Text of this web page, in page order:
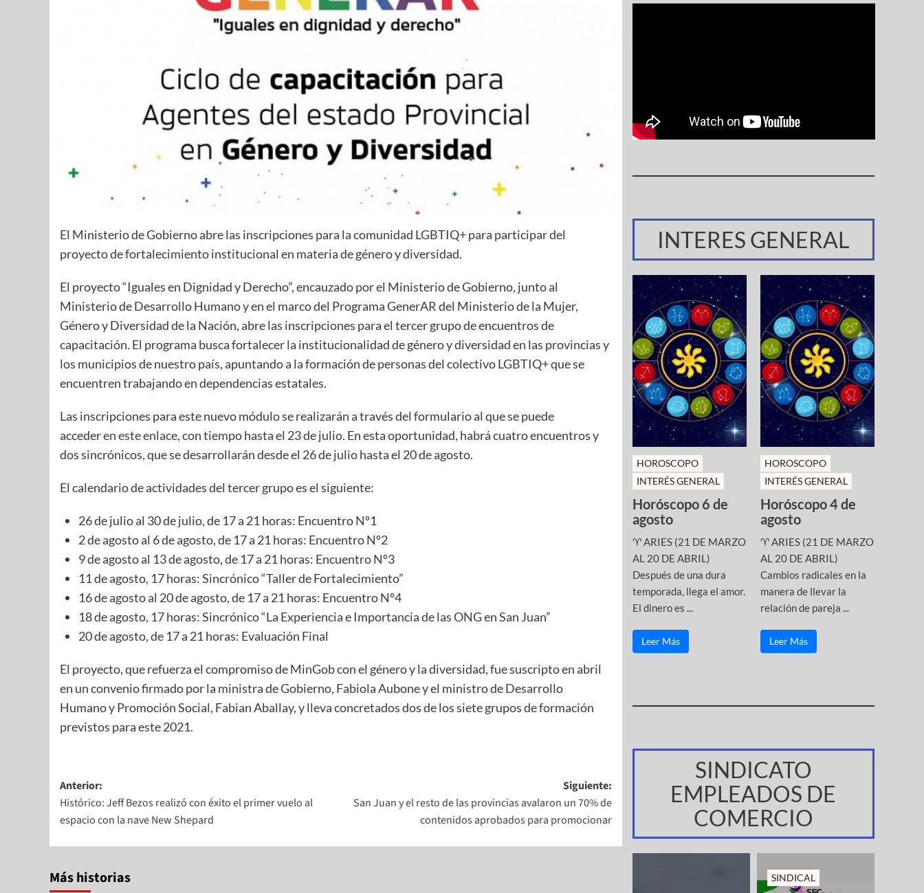
El Ministerio de Gobierno abre las inscripciones para la comunidad LGBTIQ+ para participar del
proyecto de fortalecimiento institucional en materia de género y diversidad.
El proyecto “Iguales en Dignidad y Derecho”, encauzado por el Ministerio de Gobierno, junto al
Ministerio de Desarrollo Humano y en el marco del Programa GenerAR del Ministerio de la Mujer,
Género y Diversidad de la Nación, abre las inscripciones para el tercer grupo de encuentros de
capacitación. El programa busca fortalecer la institucionalidad de género y diversidad en las provincias y
los municipios de nuestro país, apuntando a la formación de personas del colectivo LGBTIQ+ que se
encuentren trabajando en dependencias estatales.
Las inscripciones para este nuevo módulo se realizarán a través del formulario al que se puede
accederen este enlace, con tiempo hasta el 23 de julio. En esta oportunidad, habrá cuatro encuentros y
dos sincrónicos, que se desarrollarán desde el 26 de julio hasta el 20 de agosto.
El calendario de actividades del tercer grupo es el siguiente:
26 de julio al 30 de julio, de 17 a 21 horas: Encuentro Nº1
2 de agosto al 6 de agosto, de 17 a 21 horas: Encuentro Nº2
9 de agosto al 13 de agosto, de 17 a 21 horas: Encuentro Nº3
11 de agosto, 17 horas: Sincrónico “Taller de Fortalecimiento”
16 de agosto al 20 de agosto, de 17 a 21 horas: Encuentro Nº4
18 de agosto, 17 horas: Sincrónico “La Experiencia e Importancia de las ONG en San Juan”
20 de agosto, de 17 a 21 horas: Evaluación Final
El proyecto, que refuerza el compromiso de MinGob con el género y la diversidad, fue suscripto en abril
en un convenio firmado por la ministra de Gobierno, Fabiola Aubone y el ministro de Desarrollo
Humano y Promoción Social, Fabian Aballay, y lleva concretados dos de los siete grupos de formación
previstos para este 2021.
Anterior:
Histórico: Jeff Bezos realizó con éxito el primer vuelo al
espacio con la nave New Shepard
Siguiente:
San Juan y el resto de las provincias avalaron un 70% de
contenidos aprobados para promocionar
Más historias
INTERES GENERAL
HOROSCOPO
INTERÉS GENERAL
Horóscopo 6 de
agosto
♈ ARIES (21 DE MARZO
AL 20 DE ABRIL)
Después de una dura
temporada, llega el amor.
El dinero es ...
Leer Más
HOROSCOPO
INTERÉS GENERAL
Horóscopo 4 de
agosto
♈ ARIES (21 DE MARZO
AL 20 DE ABRIL)
Cambios radicales en la
manera de llevar la
relación de pareja ...
Leer Más
SINDICATO
EMPLEADOS DE
COMERCIO
SINDICAL